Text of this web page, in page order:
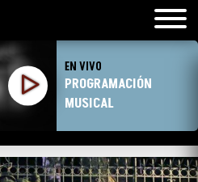
EN VIVO
PROGRAMACIÓN
MUSICAL